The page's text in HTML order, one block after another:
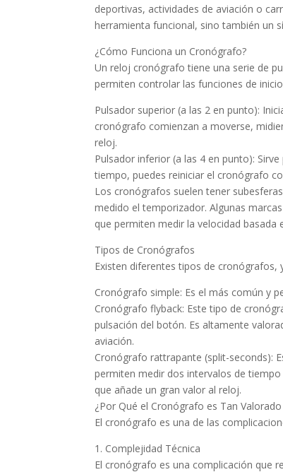
deportivas, actividades de aviación o
herramienta funcional, sino también un
¿Cómo Funciona un Cronógrafo?
Un reloj cronógrafo tiene una serie de
permiten controlar las funciones de
Pulsador superior (a las 2 en punto):
cronógrafo comienzan a moverse,
reloj.
Pulsador inferior (a las 4 en punto):
tiempo, puedes reiniciar el cronógrafo
Los cronógrafos suelen tener
medido el temporizador. Algunas
que permiten medir la velocidad basada
Tipos de Cronógrafos
Existen diferentes tipos de cronógrafos,
Cronógrafo simple: Es el más común y
Cronógrafo flyback: Este tipo de
pulsación del botón. Es altamente
aviación.
Cronógrafo rattrapante (split-seconds):
permiten medir dos intervalos de
que añade un gran valor al reloj.
¿Por Qué el Cronógrafo es Tan
El cronógrafo es una de las
1. Complejidad Técnica
El cronógrafo es una complicación que